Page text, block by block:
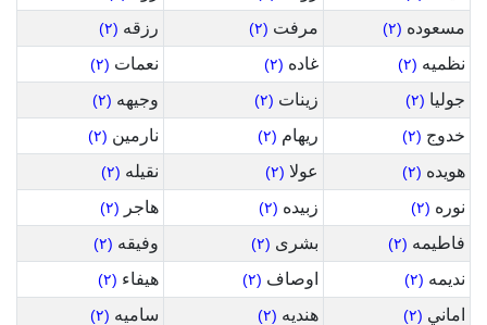
مسعوده (٢) مرفت (٢) رزقه (٢)
نظميه (٢) غاده (٢) نعمات (٢)
جوليا (٢) زينات (٢) وجيهه (٢)
خدوج (٢) ريهام (٢) نارمين (٢)
هويده (٢) عولا (٢) نقيله (٢)
نوره (٢) زبيده (٢) هاجر (٢)
فاطيمه (٢) بشرى (٢) وفيقه (٢)
نديمه (٢) اوصاف (٢) هيفاء (٢)
اماني (٢) هنديه (٢) ساميه (٢)